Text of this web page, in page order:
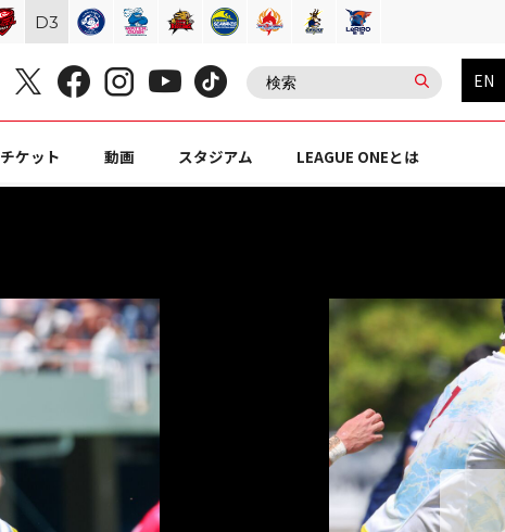
EN
チケット 動画 スタジアム LEAGUE ONEとは
D3